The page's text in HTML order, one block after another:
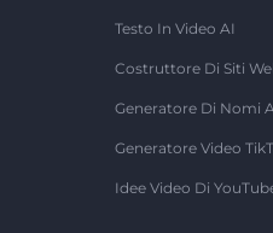
Testo In Video AI
Costruttore Di Siti
Generatore Di Nomi
Generatore Video
Idee Video Di